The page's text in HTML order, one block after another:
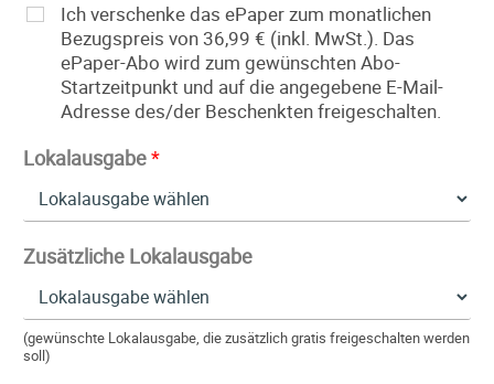
Ich verschenke das ePaper zum monatlichen
Bezugspreis von 36,99 € (inkl. MwSt.). Das
ePaper-Abo wird zum gewünschten Abo-
Startzeitpunkt und auf die angegebene E-Mail-
Adresse des/der Beschenkten freigeschalten.
Lokalausgabe*
Zusätzliche Lokalausgabe
(gewünschte Lokalausgabe, die zusätzlich gratis freigeschalten werden
soll)